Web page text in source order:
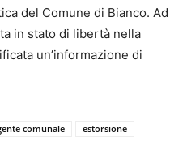
del Comune di Bianco. Ad
in stato di libertà nella
un’informazione di
comunale
estorsione